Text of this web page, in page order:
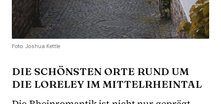
Foto: Joshua Kettle
DIE SCHÖNSTEN ORTE RUND UM
DIE LORELEY IM MITTELRHEINTAL